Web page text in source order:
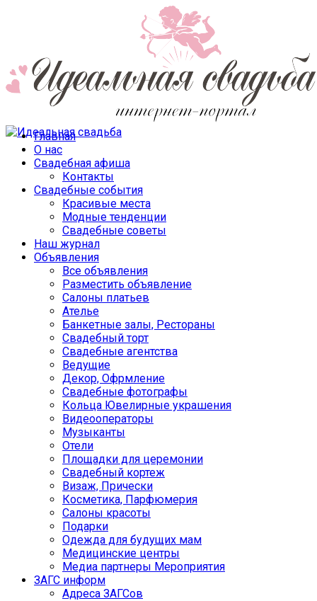
Главная
О нас
Свадебная афиша
Контакты
Свадебные события
Красивые места
Модные тенденции
Свадебные советы
Наш журнал
Объявления
Все объявления
Разместить объявление
Салоны платьев
Ателье
Банкетные залы, Рестораны
Свадебный торт
Свадебные агентства
Ведущие
Декор, Офрмление
Свадебные фотографы
Кольца Ювелирные украшения
Видеооператоры
Музыканты
Отели
Площадки для церемонии
Свадебный кортеж
Визаж, Прически
Косметика, Парфюмерия
Салоны красоты
Подарки
Одежда для будущих мам
Медицинские центры
Медиа партнеры Мероприятия
ЗАГС информ
Адреса ЗАГСов